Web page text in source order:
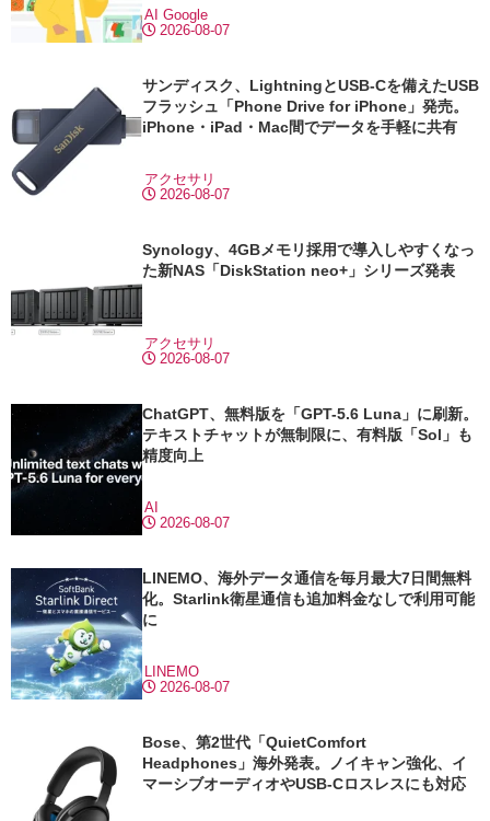
2026-08-07
AI Google
サンディスク、LightningとUSB-Cを備えたUSB
フラッシュ「Phone Drive for iPhone」発売。
iPhone・iPad・Mac間でデータを手軽に共有
2026-08-07
アクセサリ
Synology、4GBメモリ採用で導入しやすくなっ
た新NAS「DiskStation neo+」シリーズ発表
2026-08-07
アクセサリ
ChatGPT、無料版を「GPT-5.6 Luna」に刷新。
テキストチャットが無制限に、有料版「Sol」も
精度向上
2026-08-07
AI
LINEMO、海外データ通信を毎月最大7日間無料
化。Starlink衛星通信も追加料金なしで利用可能
に
2026-08-07
LINEMO
Bose、第2世代「QuietComfort
Headphones」海外発表。ノイキャン強化、イ
マーシブオーディオやUSB-Cロスレスにも対応